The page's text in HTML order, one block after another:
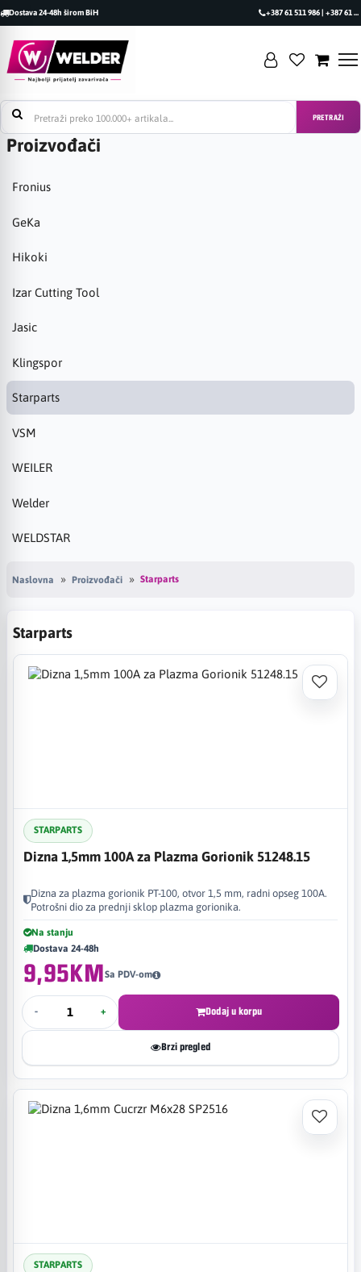
Dostava 24-48h širom BiH +387 61 511 986 | +387 61 493 470
PRETRAŽI
Proizvođači
Fronius
GeKa
Hikoki
Izar Cutting Tool
Jasic
Klingspor
Starparts
VSM
WEILER
Welder
WELDSTAR
Naslovna Proizvođači Starparts
Starparts
STARPARTS
Dizna 1,5mm 100A za Plazma Gorionik 51248.15
Dizna za plazma gorionik PT-100, otvor 1,5 mm, radni opseg 100A.
Potrošni dio za prednji sklop plazma gorionika.
Na stanju
Dostava 24-48h
9,95KMSa PDV-om
- + Dodaj u korpu
Brzi pregled
STARPARTS